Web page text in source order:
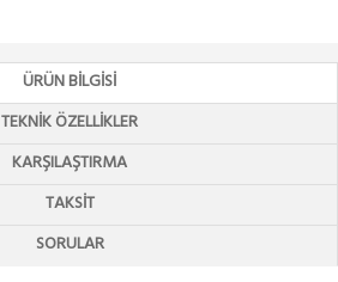
ÜRÜN BILGISI
TEKNIK ÖZELLIKLER
KARŞILAŞTIRMA
TAKSIT
SORULAR